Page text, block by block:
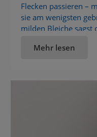
Flecken passieren –
sie am wenigsten
milden Bleiche sagst
ohne Chemie: Ein
dem T-Shirt –
Mehr lesen